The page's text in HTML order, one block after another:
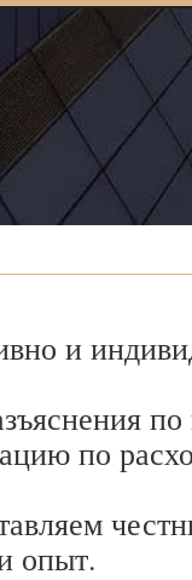
и
по
опыт.